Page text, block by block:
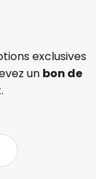
exclusives
un bon de